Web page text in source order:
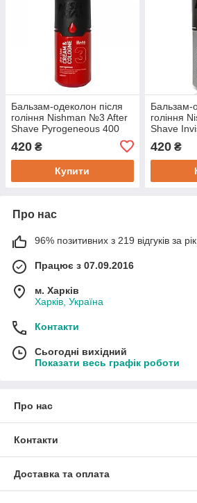
Бальзам-одеколон після
гоління Nishman №3 After
Shave Pyrogeneous 400
420 ₴
Купити
Бальзам-
гоління
Shave
420₴
Про нас
96% позитивних з 219 відгуків за рік
Працює з 07.09.2016
м. Харків
Харків, Україна
Контакти
Сьогодні вихідний
Показати весь графік роботи
Про нас
Контакти
Доставка та оплата